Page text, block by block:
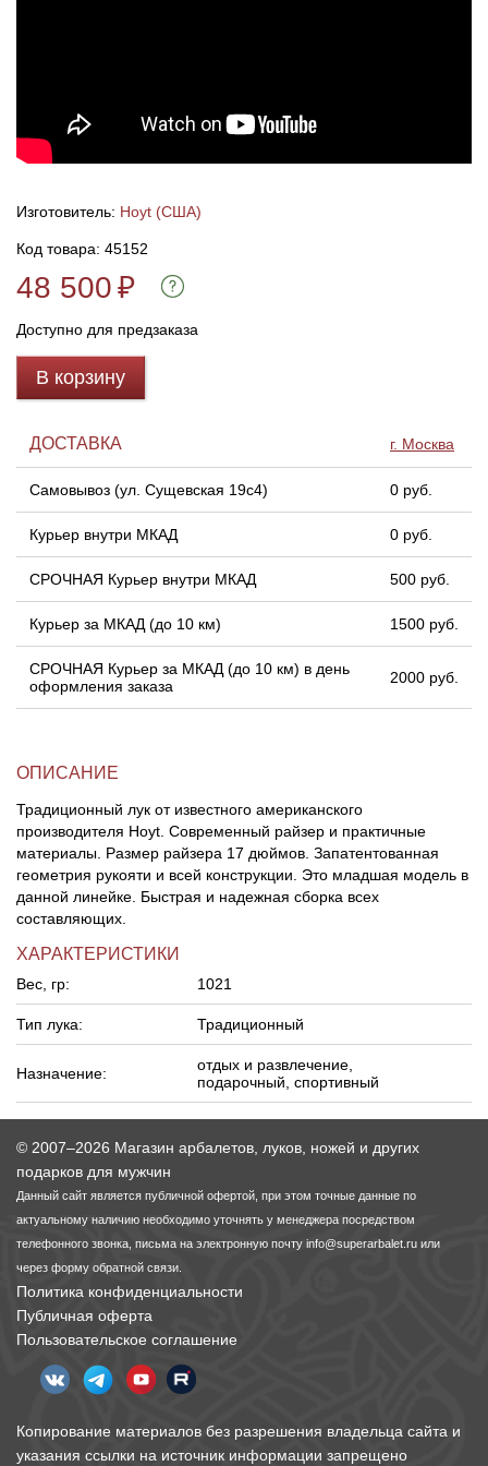
Изготовитель: Hoyt (США)
Код товара: 45152
48 500₽
Доступно для предзаказа
В корзину
ДОСТАВКА г. Москва
Самовывоз (ул. Сущевская 19с4) 0 руб.
Курьер внутри МКАД 0 руб.
СРОЧНАЯ Курьер внутри МКАД 500 руб.
Курьер за МКАД (до 10 км) 1500 руб.
СРОЧНАЯ Курьер за МКАД (до 10 км) в день
оформления заказа
2000 руб.
ОПИСАНИЕ
Традиционный лук от известного американского
производителя Hoyt. Современный райзер и практичные
материалы. Размер райзера 17 дюймов. Запатентованная
геометрия рукояти и всей конструкции. Это младшая модель в
данной линейке. Быстрая и надежная сборка всех
составляющих.
ХАРАКТЕРИСТИКИ
Вес, гр: 1021
Тип лука: Традиционный
Назначение:
отдых и развлечение,
подарочный, спортивный
© 2007–2026 Магазин арбалетов, луков, ножей и других
подарков для мужчин
Данный сайт является публичной офертой, при этом точные данные по
актуальному наличию необходимо уточнять у менеджера посредством
телефонного звонка, письма на электронную почту info@superarbalet.ru или
через форму обратной связи.
Политика конфиденциальности
Публичная оферта
Пользовательское соглашение
Копирование материалов без разрешения владельца сайта и
указания ссылки на источник информации запрещено